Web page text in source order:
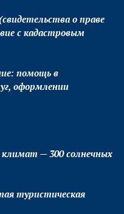
о праве
с кадастровым
помощь в
оформлении
— 300 солнечных
туристическая